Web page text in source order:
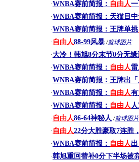
·WNBA赛前简报： 自由人一
·WNBA赛前简报：天猫目中
·WNBA赛前简报：王牌单挑
· 自由人88-99风暴 /篮球图片
·大冷！韩旭8分末节0分无
·WNBA赛前简报： 自由人
·WNBA赛前简报：王牌出
·WNBA赛前简报： 自由人
·WNBA赛前简报： 自由人
· 自由人86-64神秘人 /篮球图片
· 自由人22分大胜豪取7连胜
·WNBA赛前简报： 自由人
·韩旭重回替补0分下半场被